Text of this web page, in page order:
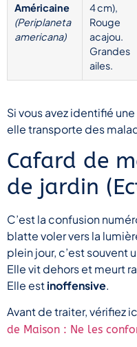
Américaine
(Periplaneta
americana)
4 cm),
Rouge
acajou.
Grandes
ailes.
Si vous avez identifié
elle transporte des
Cafard de
de jardin
C’est la confusion
blatte voler vers la
plein jour, c’est souvent
Elle vit dehors et meurt
Elle estinoffensive.
Avant de traiter, vérifiez
de Maison : Ne les